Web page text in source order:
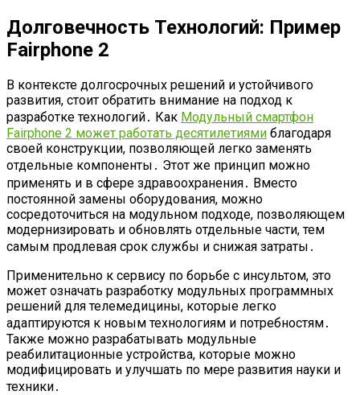
Долговечность Технологий: Пример
Fairphone 2
В контексте долгосрочных решений и устойчивого
развития, стоит обратить внимание на подход к
разработке технологий․ Как Модульный смартфон
Fairphone 2 может работать десятилетиями благодаря
своей конструкции, позволяющей легко заменять
отдельные компоненты․ Этот же принцип можно
применять и в сфере здравоохранения․ Вместо
постоянной замены оборудования, можно
сосредоточиться на модульном подходе, позволяющем
модернизировать и обновлять отдельные части, тем
самым продлевая срок службы и снижая затраты․
Применительно к сервису по борьбе с инсультом, это
может означать разработку модульных программных
решений для телемедицины, которые легко
адаптируются к новым технологиям и потребностям․
Также можно разрабатывать модульные
реабилитационные устройства, которые можно
модифицировать и улучшать по мере развития науки и
техники․